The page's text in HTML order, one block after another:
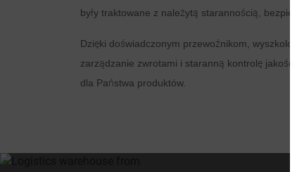
były traktowane z należytą starannością,
Dzięki doświadczonym przewoźnikom,
zarządzanie zwrotami i staranną kontrolę
dla Państwa produktów.